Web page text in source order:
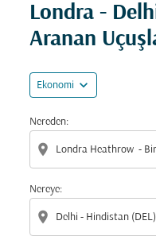
Londra -
Aranan
Ekonomi expand_more
Nereden:
location_on
Nereye:
location_on
Fırsatları bulmak